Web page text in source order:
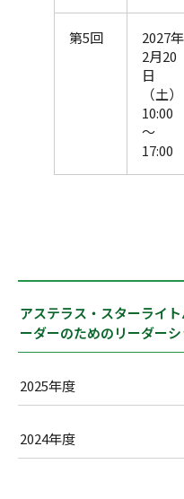
第5回
2027年
2月20
日
（土）
10:00
～
17:00
アステラス・スターライ
ーダーのためのリーダー
2025年度
2024年度